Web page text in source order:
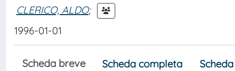
CLERICO, ALDO;
1996-01-01
Scheda breve Scheda completa